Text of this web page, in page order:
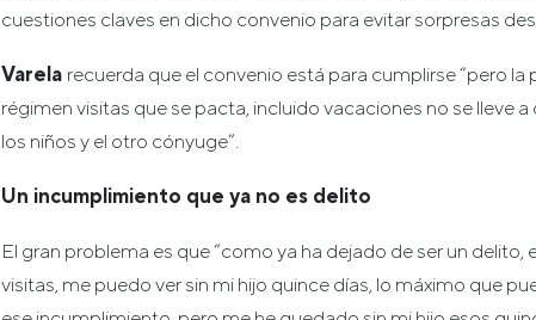
cuestiones claves en dicho convenio para evitar sorpresas
Varela recuerda que el convenio está para cumplirse “pero
régimen visitas que se pacta, incluido vacaciones no se lleve
los niños y el otro cónyuge”.
Un incumplimiento que ya no es delito
El gran problema es que “como ya ha dejado de ser un
visitas, me puedo ver sin mi hijo quince días, lo máximo que